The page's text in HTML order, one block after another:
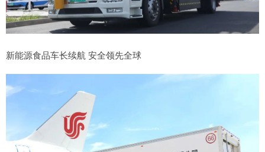
新能源食品车长续航 安全领先全球